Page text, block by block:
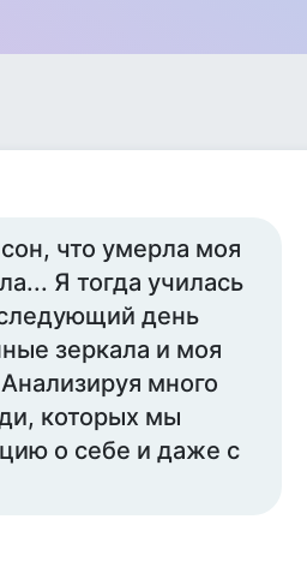
что умерла моя
Я тогда училась
день
зеркала и моя
много
которых мы
о себе и даже с